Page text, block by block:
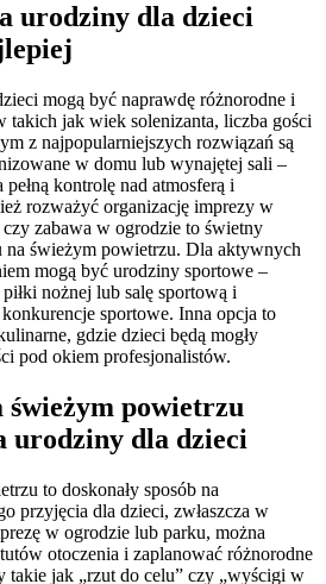
urodziny dla dzieci
mogą być naprawdę różnorodne i
takich jak wiek solenizanta, liczba gości
z najpopularniejszych rozwiązań są
w domu lub wynajętej sali –
kontrolę nad atmosferą i
rozważyć organizację imprezy w
zabawa w ogrodzie to świetny
na świeżym powietrzu. Dla aktywnych
mogą być urodziny sportowe –
nożnej lub salę sportową i
sportowe. Inna opcja to
gdzie dzieci będą mogły
pod okiem profesjonalistów.
świeżym powietrzu
urodziny dla dzieci
to doskonały sposób na
przyjęcia dla dzieci, zwłaszcza w
w ogrodzie lub parku, można
otoczenia i zaplanować różnorodne
takie jak „rzut do celu” czy „wyścigi w